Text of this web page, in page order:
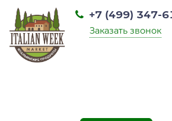
+7 (499) 347-
Заказать звонок